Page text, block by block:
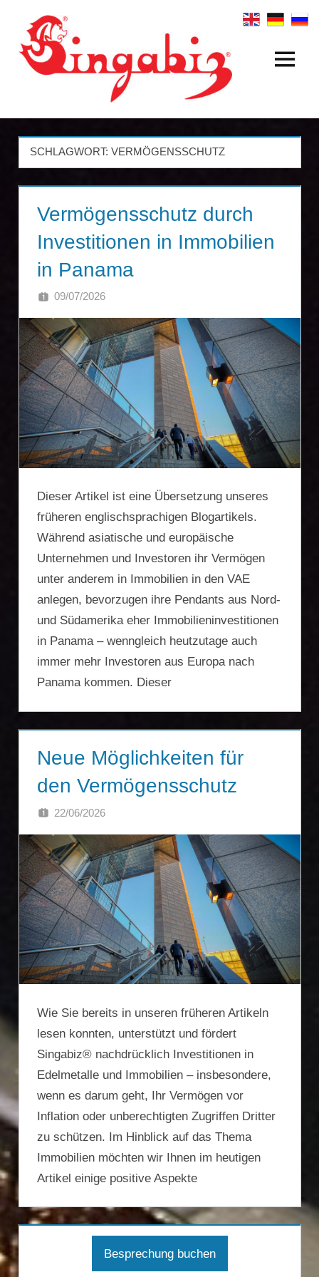
Inhalt
springen
Internationale
Firmengründungen
&
Holdingstrukturen
|
Singabiz®
International
Incorporation
Firmengründung,
Vermögensschutz,
Zweitwohnsitz,
Reiseoptimierung
Menü
SCHLAGWORT: VERMÖGENSSCHUTZ
Vermögensschutz durch
Investitionen in Immobilien
in Panama
09/07/2026
Dieser Artikel ist eine Übersetzung unseres
früheren englischsprachigen Blogartikels.
Während asiatische und europäische
Unternehmen und Investoren ihr Vermögen
unter anderem in Immobilien in den VAE
anlegen, bevorzugen ihre Pendants aus Nord-
und Südamerika eher Immobilieninvestitionen
in Panama – wenngleich heutzutage auch
immer mehr Investoren aus Europa nach
Panama kommen. Dieser
Neue Möglichkeiten für
den Vermögensschutz
22/06/2026
Wie Sie bereits in unseren früheren Artikeln
lesen konnten, unterstützt und fördert
Singabiz® nachdrücklich Investitionen in
Edelmetalle und Immobilien – insbesondere,
wenn es darum geht, Ihr Vermögen vor
Inflation oder unberechtigten Zugriffen Dritter
zu schützen. Im Hinblick auf das Thema
Immobilien möchten wir Ihnen im heutigen
Artikel einige positive Aspekte
Besprechung buchen